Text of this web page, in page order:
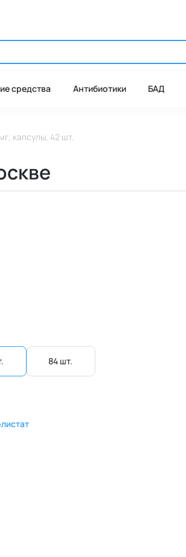
средства Антибиотики БАД
капсулы, 42 шт.
84 шт.